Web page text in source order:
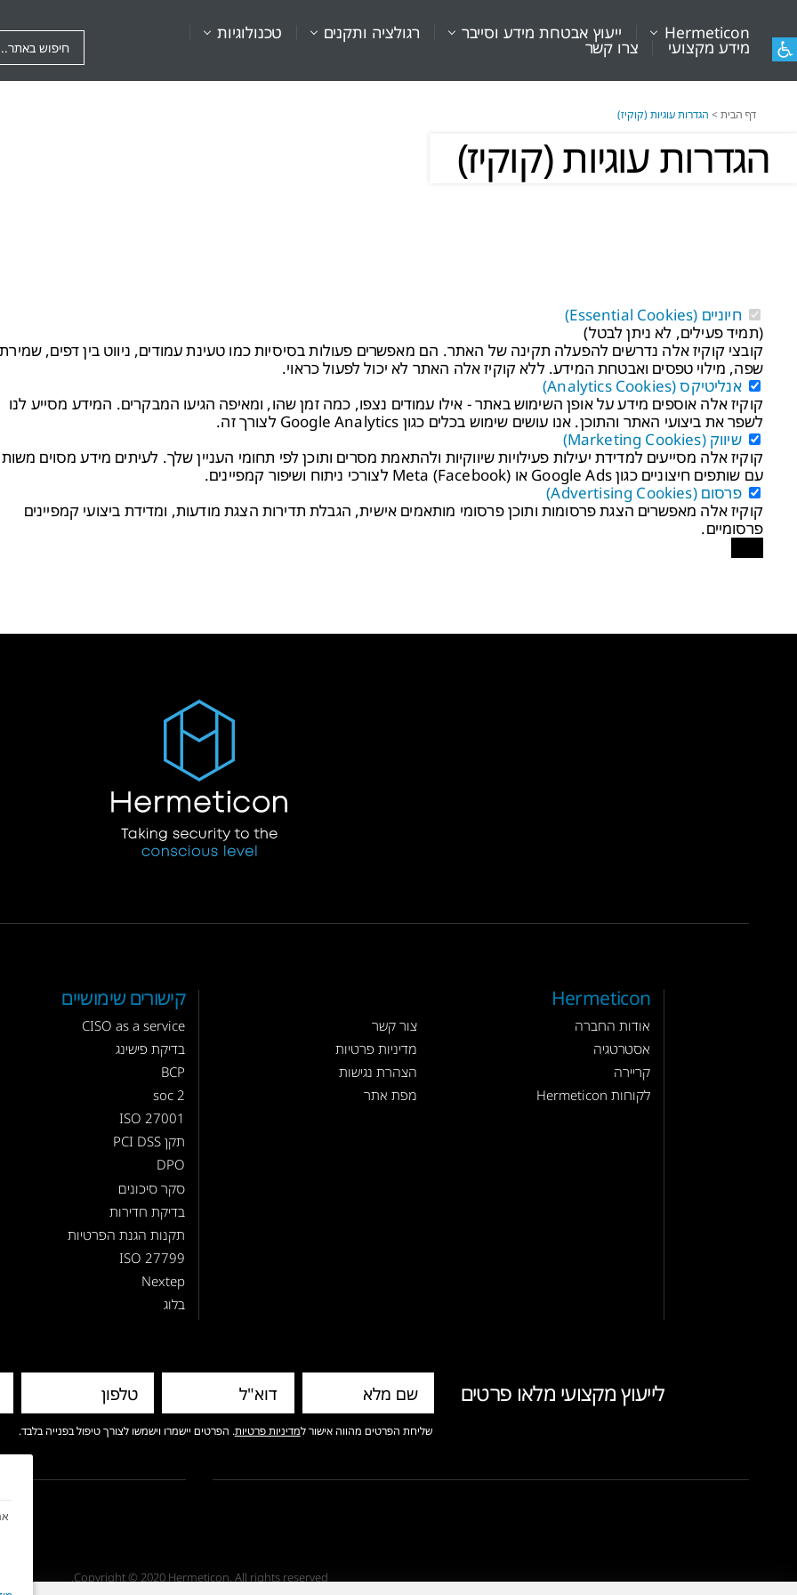
Hermeticon ייעוץ אבטחת מידע וסייבר רגולציה ותקנים טכנולוגיות
מידע מקצועי צרו קשר
דף הבית > הגדרות עוגיות (קוקיז)
הגדרות עוגיות (קוקיז)
חיוניים (Essential Cookies)
(תמיד פעילים, לא ניתן לבטל)
קובצי קוקיז אלה נדרשים להפעלה תקינה של האתר. הם מאפשרים פעולות בסיסיות כמו טעינת עמודים, ניווט בין דפים, שמירת
שפה, מילוי טפסים ואבטחת המידע. ללא קוקיז אלה האתר לא יכול לפעול כראוי.
אנליטיקס (Analytics Cookies)
קוקיז אלה אוספים מידע על אופן השימוש באתר - אילו עמודים נצפו, כמה זמן שהו, ומאיפה הגיעו המבקרים. המידע מסייע לנו
לשפר את ביצועי האתר והתוכן. אנו עושים שימוש בכלים כגון Google Analytics לצורך זה.
שיווק (Marketing Cookies)
קוקיז אלה מסייעים למדידת יעילות פעילויות שיווקיות ולהתאמת מסרים ותוכן לפי תחומי העניין שלך. לעיתים מידע מסוים
עם שותפים חיצוניים כגון Google Ads או Meta (Facebook) לצורכי ניתוח ושיפור קמפיינים.
פרסום (Advertising Cookies)
קוקיז אלה מאפשרים הצגת פרסומות ותוכן פרסומי מותאמים אישית, הגבלת תדירות הצגת מודעות, ומדידת ביצועי קמפיינים
פרסומיים.
Hermeticon
אודות החברה
אסטרטגיה
קריירה
לקוחות Hermeticon
צור קשר
מדיניות פרטיות
הצהרת נגישות
מפת אתר
קישורים שימושיים
CISO as a service
בדיקת פישינג
BCP
soc 2
ISO 27001
תקן PCI DSS
DPO
סקר סיכונים
בדיקת חדירות
תקנות הגנת הפרטיות
ISO 27799
Nextep
בלוג
לייעוץ מקצועי מלאו פרטים
שליחת הפרטים מהווה אישור למדיניות פרטיות. הפרטים יישמרו וישמשו לצורך טיפול בפנייה בלבד.
Copyright © 2020 Hermeticon. All rights reserved.